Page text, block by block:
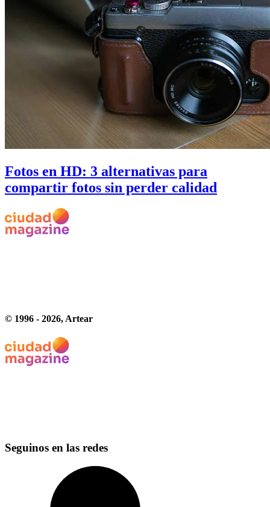
Fotos en HD: 3 alternativas para
compartir fotos sin perder calidad
© 1996 - 2026, Artear
Seguinos en las redes